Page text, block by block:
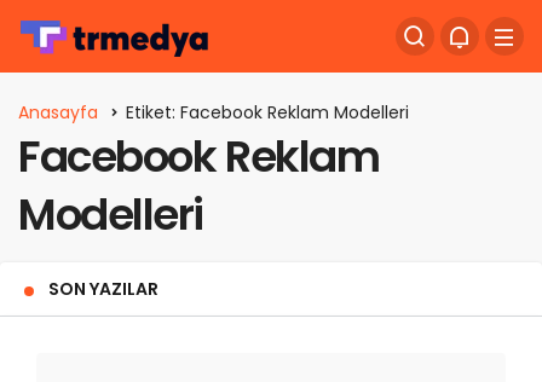
Anasayfa Etiket: Facebook Reklam Modelleri
Facebook Reklam
Modelleri
SON YAZILAR